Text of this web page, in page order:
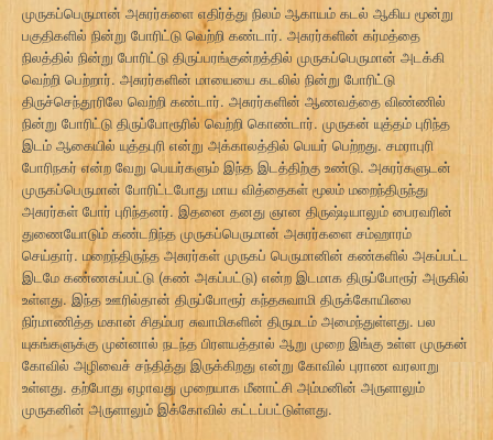
முருகப்பெருமான் அசுரர்களை எதிர்த்து நிலம் ஆகாயம் கடல் ஆகிய மூன்று
பகுதிகளில் நின்று போரிட்டு வெற்றி கண்டார். அசுரர்களின் கர்மத்தை
நிலத்தில் நின்று போரிட்டு திருப்பரங்குன்றத்தில் முருகப்பெருமான் அடக்கி
வெற்றி பெற்றார். அசுரர்களின் மாயையை கடலில் நின்று போரிட்டு
திருச்செந்தூரிலே வெற்றி கண்டார். அசுரர்களின் ஆணவத்தை விண்ணில்
நின்று போரிட்டு திருப்போரூரில் வெற்றி கொண்டார். முருகன் யுத்தம் புரிந்த
இடம் ஆகையில் யுத்தபுரி என்று அக்காலத்தில் பெயர் பெற்றது. சமராபுரி
போரிநகர் என்ற வேறு பெயர்களும் இந்த இடத்திற்கு உண்டு. அசுரர்களுடன்
முருகப்பெருமான் போரிட்டபோது மாய வித்தைகள் மூலம் மறைந்திருந்து
அசுரர்கள் போர் புரிந்தனர். இதனை தனது ஞான திருஷ்டியாலும் பைரவரின்
துணையோடும் கண்டறிந்த முருகப்பெருமான் அசுரர்களை சம்ஹாரம்
செய்தார். மறைந்திருந்த அசுரர்கள் முருகப் பெருமானின் கண்களில் அகப்பட்ட
இடமே கண்ணகப்பட்டு (கண் அகப்பட்டு) என்ற இடமாக திருப்போரூர் அருகில்
உள்ளது. இந்த ஊரில்தான் திருப்போரூர் கந்தசுவாமி திருக்கோயிலை
நிர்மாணித்த மகான் சிதம்பர சுவாமிகளின் திருமடம் அமைந்துள்ளது. பல
யுகங்களுக்கு முன்னால் நடந்த பிரளயத்தால் ஆறு முறை இங்கு உள்ள முருகன்
கோவில் அழிவைச் சந்தித்து இருக்கிறது என்று கோவில் புராண வரலாறு
உள்ளது. தற்போது ஏழாவது முறையாக மீனாட்சி அம்மனின் அருளாலும்
முருகனின் அருளாலும் இக்கோவில் கட்டப்பட்டுள்ளது.